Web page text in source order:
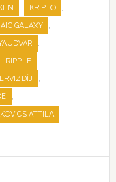
, KRIPTO ,
GALAXY ,
,
RIPPLE ,
,
,
ATTILA